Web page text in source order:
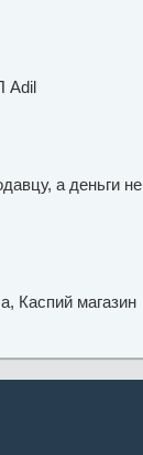
Adil
а деньги не
Каспий магазин